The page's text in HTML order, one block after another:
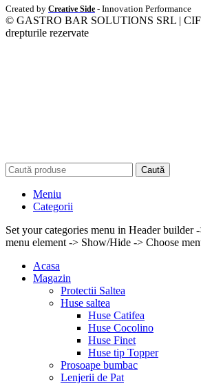
Created by Creative Side - Innovation Performance
© GASTRO BAR SOLUTIONS SRL |
drepturile rezervate
Caută
Meniu
Categorii
Set your categories menu in Header
menu element -> Show/Hide -> Choose
Acasa
Magazin
Protectii Saltea
Huse saltea
Huse Catifea
Huse Cocolino
Huse Finet
Huse tip Topper
Prosoape bumbac
Lenjerii de Pat